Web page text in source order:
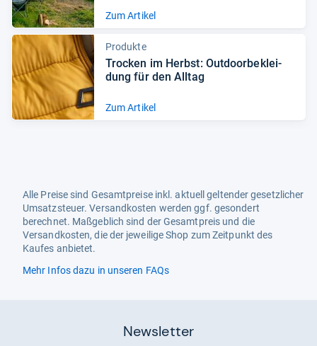
Zum Artikel
Produkte
Tro­cken im Herbst: Out­door­be­klei­
dung für den All­tag
Zum Artikel
Alle Preise sind Gesamtpreise inkl. aktuell geltender gesetzlicher
Umsatzsteuer. Versandkosten werden ggf. gesondert
berechnet. Maßgeblich sind der Gesamtpreis und die
Versandkosten, die der jeweilige Shop zum Zeitpunkt des
Kaufes anbietet.
Mehr Infos dazu in unseren FAQs
Newsletter